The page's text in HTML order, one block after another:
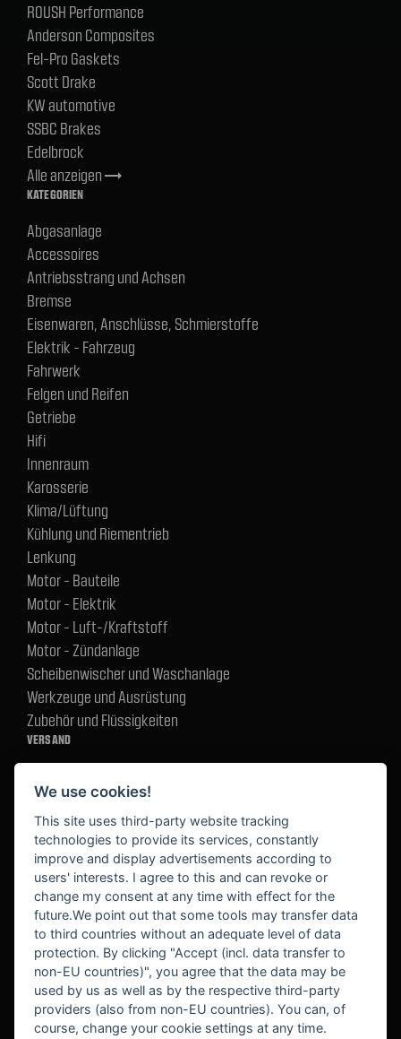
ROUSH Performance
Anderson Composites
Fel-Pro Gaskets
Scott Drake
KW automotive
SSBC Brakes
Edelbrock
Alle anzeigentrending_flat
KATEGORIEN
Abgasanlage
Accessoires
Antriebsstrang und Achsen
Bremse
Eisenwaren, Anschlüsse, Schmierstoffe
Elektrik - Fahrzeug
Fahrwerk
Felgen und Reifen
Getriebe
Hifi
Innenraum
Karosserie
Klima/Lüftung
Kühlung und Riementrieb
Lenkung
Motor - Bauteile
Motor - Elektrik
Motor - Luft-/Kraftstoff
Motor - Zündanlage
Scheibenwischer und Waschanlage
Werkzeuge und Ausrüstung
Zubehör und Flüssigkeiten
VERSAND
BEKANNT AUS
We use cookies!
This site uses third-party website tracking
technologies to provide its services, constantly
improve and display advertisements according to
users' interests. I agree to this and can revoke or
change my consent at any time with effect for the
future.We point out that some tools may transfer data
to third countries without an adequate level of data
protection. By clicking "Accept (incl. data transfer to
non-EU countries)", you agree that the data may be
used by us as well as by the respective third-party
providers (also from non-EU countries). You can, of
course, change your cookie settings at any time.